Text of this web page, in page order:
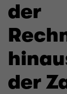
der
der